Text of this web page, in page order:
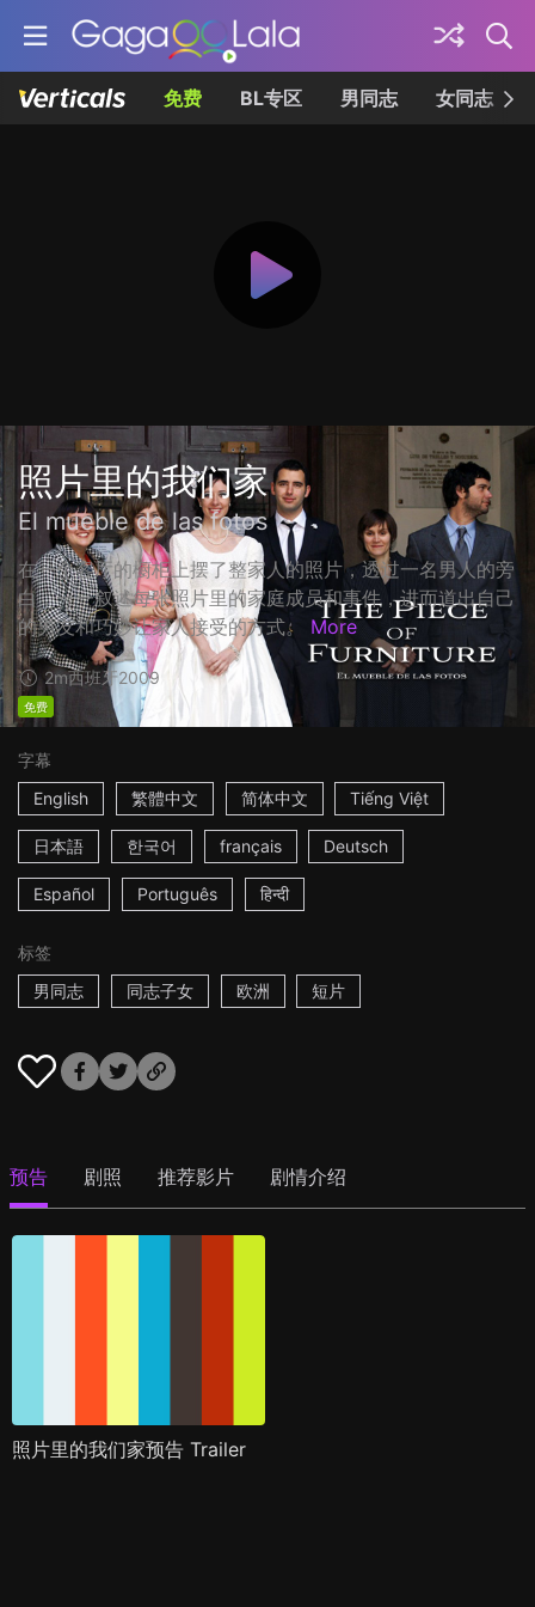
免费 BL专区 男同志 女同志
照片里的我们家
El mueble de las fotos
在一个客厅的橱柜上摆了整家人的照片，透过一名男人的旁
白，一一叙述每张照片里的家庭成员和事件，进而道出自己
的男友和巧妙让家人接受的方式。
More
2m西班牙2009
免费
字幕
English
繁體中文 简体中文 Tiếng Việt
日本語 한국어 français Deutsch
Español Português हिन्दी
标签
男同志
同志子女 欧洲 短片
预告 剧照 推荐影片 剧情介绍
照片里的我们家预告 Trailer